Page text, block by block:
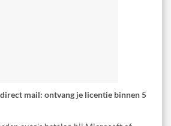
mail: ontvang je licentie binnen 5